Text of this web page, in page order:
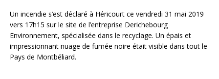
Un incendie s’est déclaré à Héricourt ce vendredi 31 mai 2019
vers 17h15 sur le site de l’entreprise Derichebourg
Environnement, spécialisée dans le recyclage. Un épais et
impressionnant nuage de fumée noire était visible dans tout le
Pays de Montbéliard.